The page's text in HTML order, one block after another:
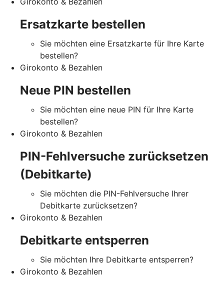
Ersatzkarte bestellen
Sie möchten eine Ersatzkarte für Ihre Karte
bestellen?
Girokonto & Bezahlen
Neue PIN bestellen
Sie möchten eine neue PIN für Ihre Karte
bestellen?
Girokonto & Bezahlen
PIN-Fehlversuche zurücksetzen
(Debitkarte)
Sie möchten die PIN-Fehlversuche Ihrer
Debitkarte zurücksetzen?
Girokonto & Bezahlen
Debitkarte entsperren
Sie möchten Ihre Debitkarte entsperren?
Girokonto & Bezahlen